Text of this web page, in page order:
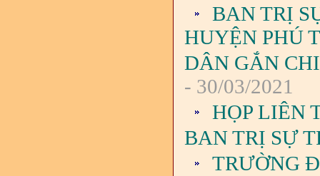
BAN TRỊ
HUYỆN PHÚ
DÂN GẮN
- 30/03/2021
HỌP LIÊN
BAN TRỊ SỰ
TRƯỜNG